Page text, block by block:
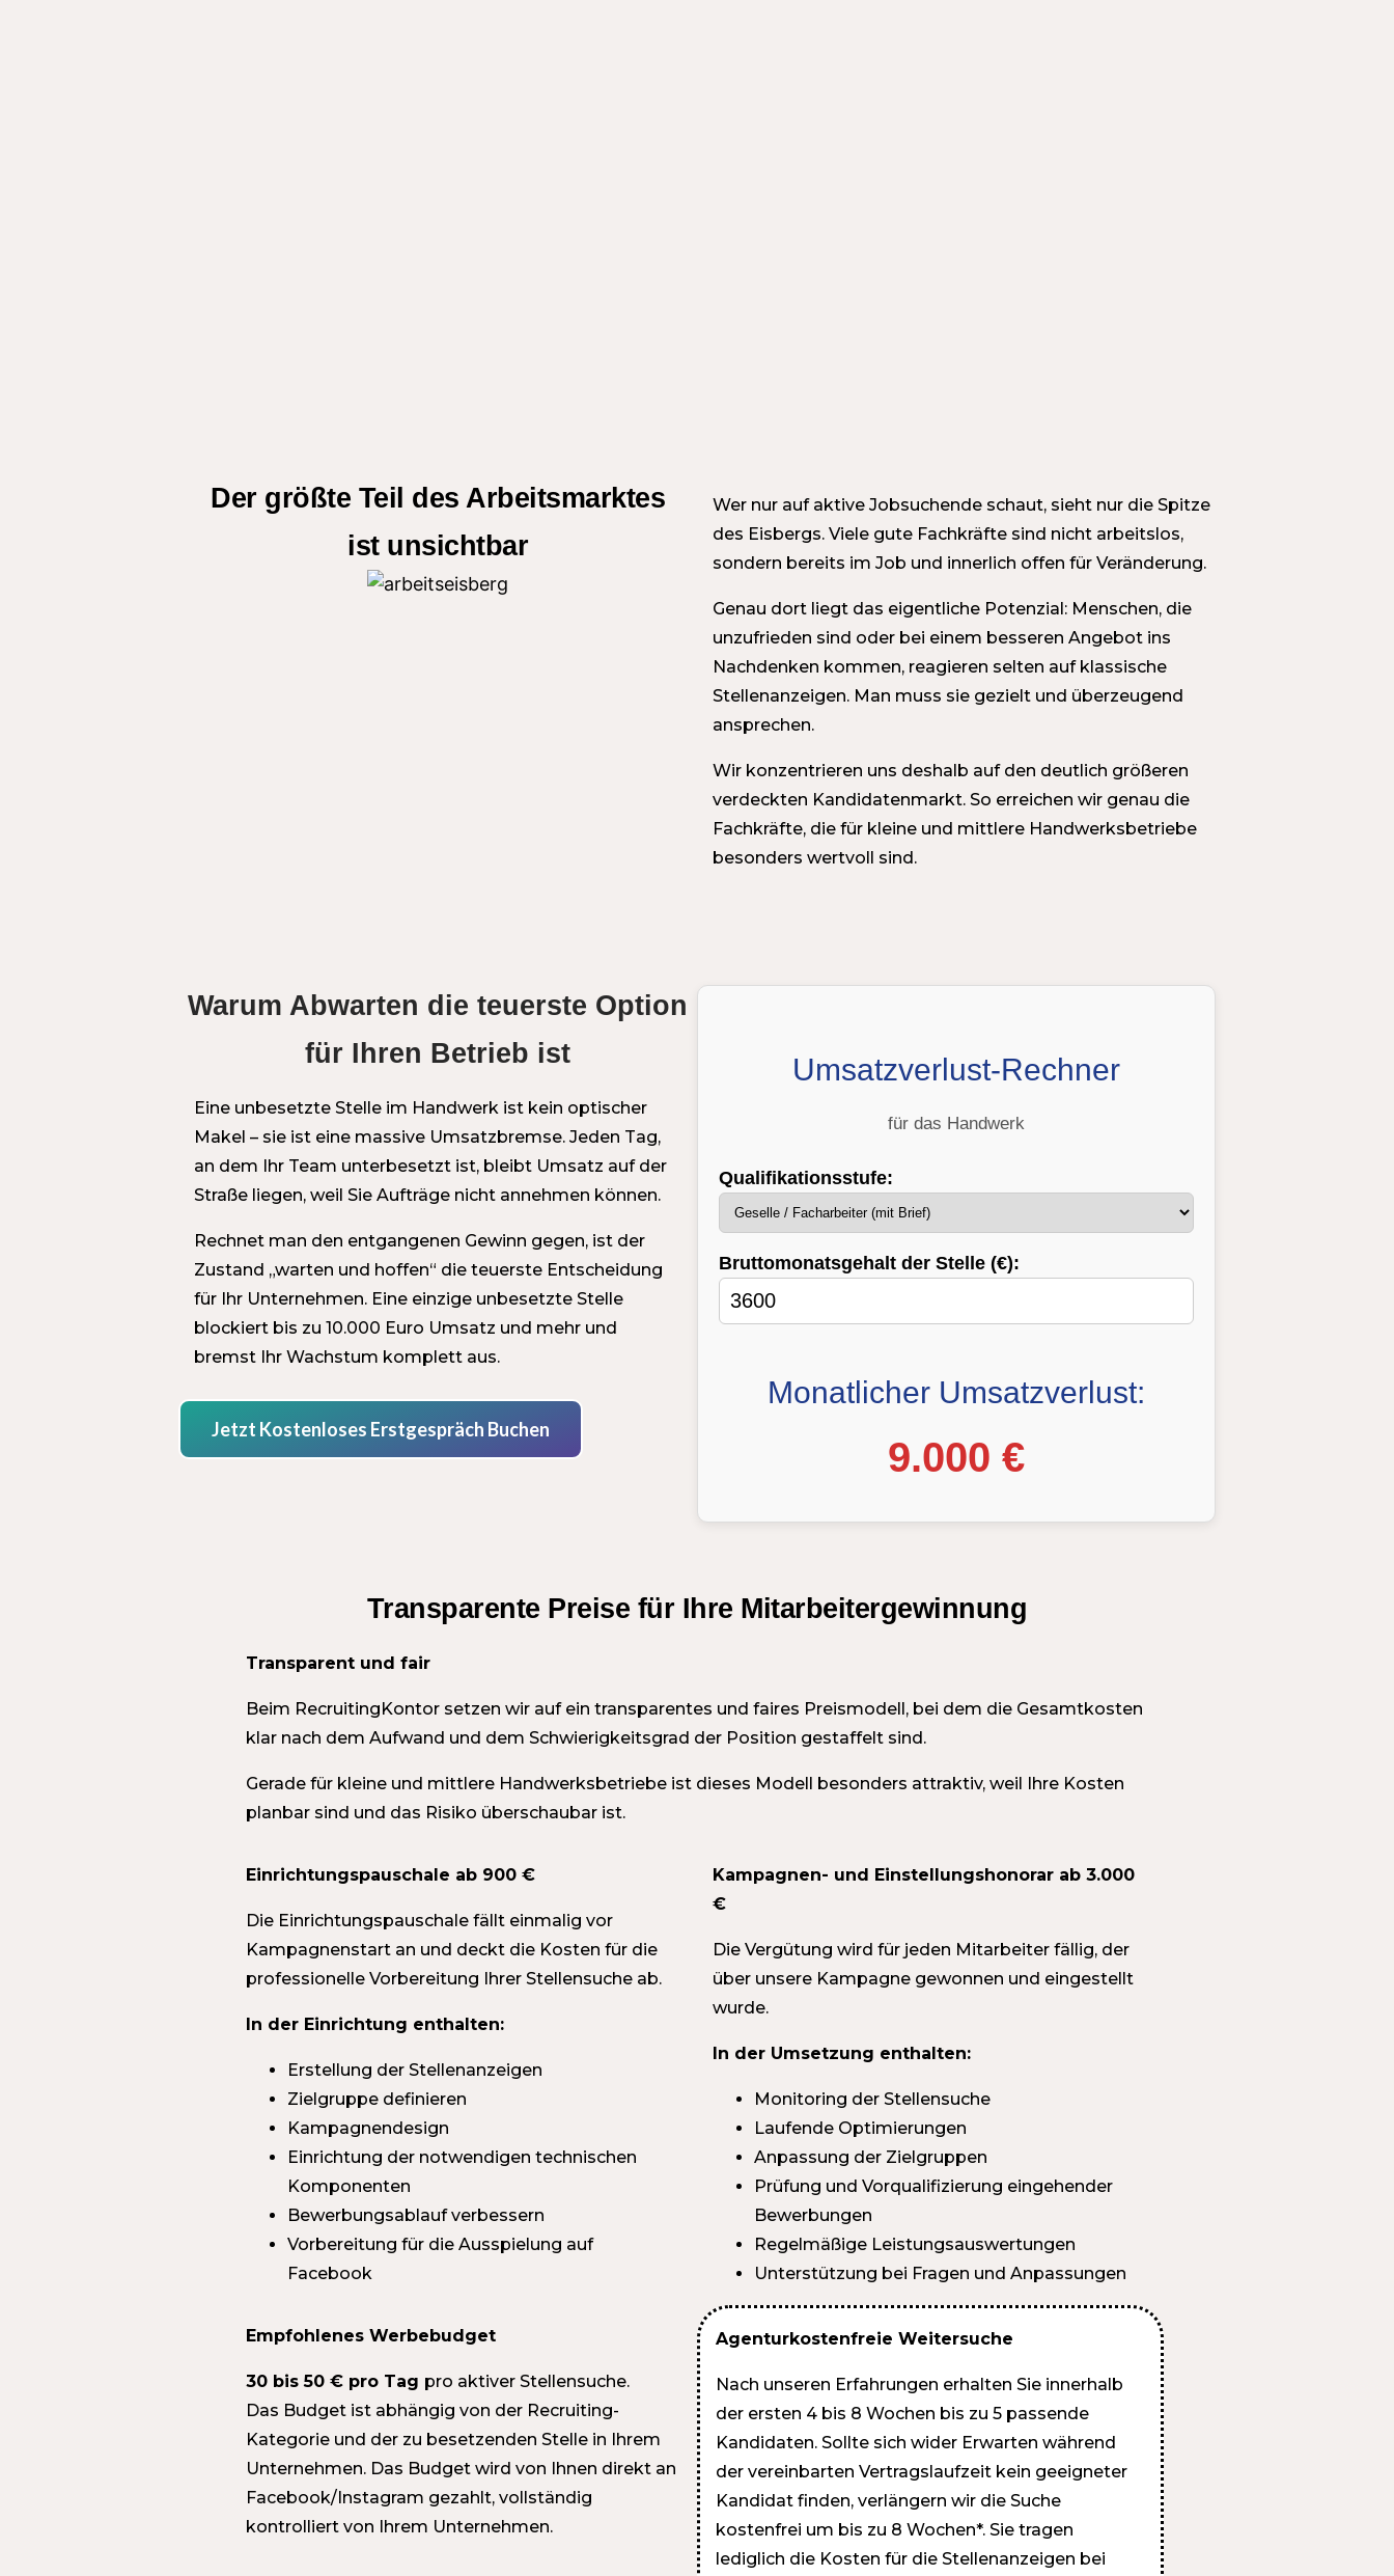
Der größte Teil des Arbeitsmarktes
ist unsichtbar
Wer nur auf aktive Jobsuchende schaut, sieht nur die Spitze
des Eisbergs. Viele gute Fachkräfte sind nicht arbeitslos,
sondern bereits im Job und innerlich offen für Veränderung.
Genau dort liegt das eigentliche Potenzial: Menschen, die
unzufrieden sind oder bei einem besseren Angebot ins
Nachdenken kommen, reagieren selten auf klassische
Stellenanzeigen. Man muss sie gezielt und überzeugend
ansprechen.
Wir konzentrieren uns deshalb auf den deutlich größeren
verdeckten Kandidatenmarkt. So erreichen wir genau die
Fachkräfte, die für kleine und mittlere Handwerksbetriebe
besonders wertvoll sind.
Warum Abwarten die teuerste Option
für Ihren Betrieb ist
Eine unbesetzte Stelle im Handwerk ist kein optischer
Makel – sie ist eine massive Umsatzbremse. Jeden Tag,
an dem Ihr Team unterbesetzt ist, bleibt Umsatz auf der
Straße liegen, weil Sie Aufträge nicht annehmen können.
Rechnet man den entgangenen Gewinn gegen, ist der
Zustand „warten und hoffen“ die teuerste Entscheidung
für Ihr Unternehmen. Eine einzige unbesetzte Stelle
blockiert bis zu 10.000 Euro Umsatz und mehr und
bremst Ihr Wachstum komplett aus.
Jetzt Kostenloses Erstgespräch Buchen
Umsatzverlust-Rechner
für das Handwerk
Qualifikationsstufe:
Bruttomonatsgehalt der Stelle (€):
Monatlicher Umsatzverlust:
9.000 €
Transparente Preise für Ihre Mitarbeitergewinnung
Transparent und fair
Beim RecruitingKontor setzen wir auf ein transparentes und faires Preismodell, bei dem die Gesamtkosten
klar nach dem Aufwand und dem Schwierigkeitsgrad der Position gestaffelt sind.
Gerade für kleine und mittlere Handwerksbetriebe ist dieses Modell besonders attraktiv, weil Ihre Kosten
planbar sind und das Risiko überschaubar ist.
Einrichtungspauschale ab 900 €
Die Einrichtungspauschale fällt einmalig vor
Kampagnenstart an und deckt die Kosten für die
professionelle Vorbereitung Ihrer Stellensuche ab.
In der Einrichtung enthalten:
Erstellung der Stellenanzeigen
Zielgruppe definieren
Kampagnendesign
Einrichtung der notwendigen technischen
Komponenten
Bewerbungsablauf verbessern
Vorbereitung für die Ausspielung auf
Facebook
Kampagnen- und Einstellungshonorar ab 3.000
€
Die Vergütung wird für jeden Mitarbeiter fällig, der
über unsere Kampagne gewonnen und eingestellt
wurde.
In der Umsetzung enthalten:
Monitoring der Stellensuche
Laufende Optimierungen
Anpassung der Zielgruppen
Prüfung und Vorqualifizierung eingehender
Bewerbungen
Regelmäßige Leistungsauswertungen
Unterstützung bei Fragen und Anpassungen
Empfohlenes Werbebudget
30 bis 50 € pro Tag pro aktiver Stellensuche.
Das Budget ist abhängig von der Recruiting-
Kategorie und der zu besetzenden Stelle in Ihrem
Unternehmen. Das Budget wird von Ihnen direkt an
Facebook/Instagram gezahlt, vollständig
kontrolliert von Ihrem Unternehmen.
Agenturkostenfreie Weitersuche
Nach unseren Erfahrungen erhalten Sie innerhalb
der ersten 4 bis 8 Wochen bis zu 5 passende
Kandidaten. Sollte sich wider Erwarten während
der vereinbarten Vertragslaufzeit kein geeigneter
Kandidat finden, verlängern wir die Suche
kostenfrei um bis zu 8 Wochen*. Sie tragen
lediglich die Kosten für die Stellenanzeigen bei